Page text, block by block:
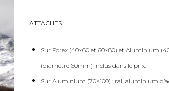
ATTACHES :
Sur Forex (40×60 et 60×80) et Aluminium
(diamètre 60mm) inclus dans le prix.
Sur Aluminium (70×100) : rail aluminium